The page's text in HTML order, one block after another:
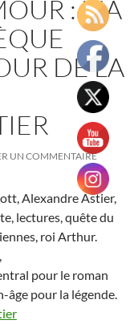
: MA
DE LA
UN COMMENTAIRE
Alexandre Astier,
lectures, quête du
roi Arthur.
pour le roman
pour la légende.